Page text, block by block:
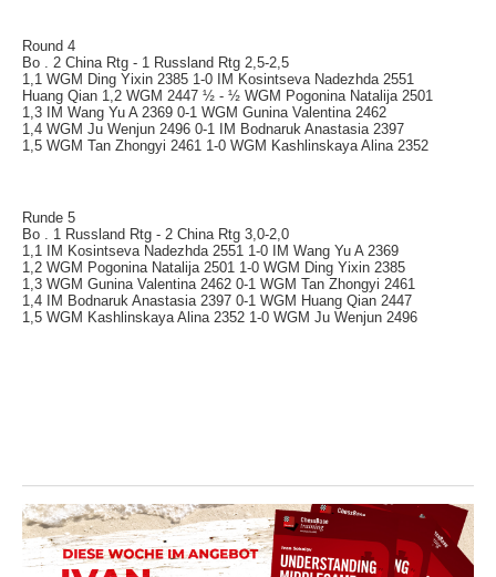
Round 4
Bo . 2 China Rtg - 1 Russland Rtg 2,5-2,5
1,1 WGM Ding Yixin 2385 1-0 IM Kosintseva Nadezhda 2551
Huang Qian 1,2 WGM 2447 ½ - ½ WGM Pogonina Natalija 2501
1,3 IM Wang Yu A 2369 0-1 WGM Gunina Valentina 2462
1,4 WGM Ju Wenjun 2496 0-1 IM Bodnaruk Anastasia 2397
1,5 WGM Tan Zhongyi 2461 1-0 WGM Kashlinskaya Alina 2352
Runde 5
Bo . 1 Russland Rtg - 2 China Rtg 3,0-2,0
1,1 IM Kosintseva Nadezhda 2551 1-0 IM Wang Yu A 2369
1,2 WGM Pogonina Natalija 2501 1-0 WGM Ding Yixin 2385
1,3 WGM Gunina Valentina 2462 0-1 WGM Tan Zhongyi 2461
1,4 IM Bodnaruk Anastasia 2397 0-1 WGM Huang Qian 2447
1,5 WGM Kashlinskaya Alina 2352 1-0 WGM Ju Wenjun 2496